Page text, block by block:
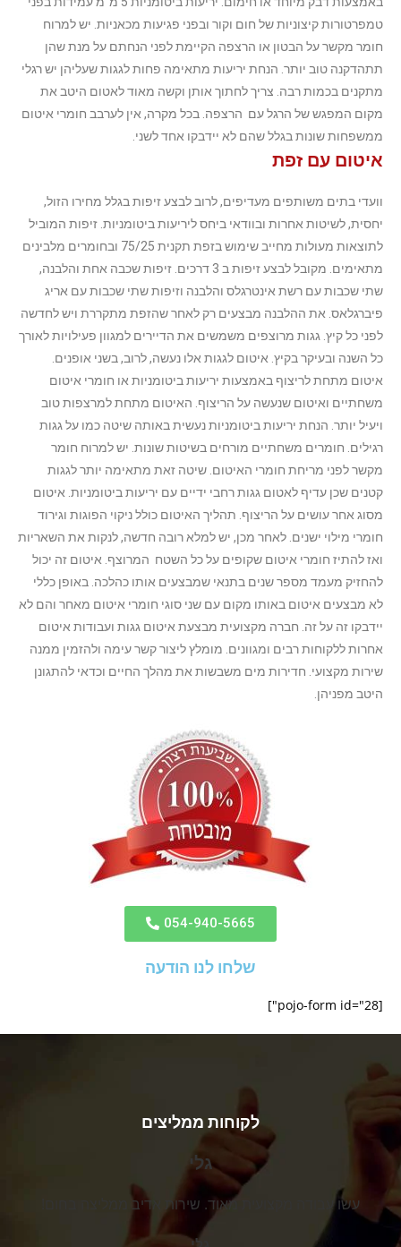
טמפרטורות קיצוניות של חום וקור ובפני פגיעות מכאניות. יש למרוח
חומר מקשר על הבטון או הרצפה הקיימת לפני הנחתם על מנת שהן
תתהדקנה טוב יותר. הנחת יריעות מתאימה פחות לגגות שעליהן יש רגלי
מתקנים בכמות רבה. צריך לחתוך אותן וקשה מאוד לאטום היטב את
מקום המפגש של הרגל עם הרצפה. בכל מקרה, אין לערבב חומרי איטום
ממשפחות שונות בגלל שהם לא יידבקו אחד לשני.
איטום עם זפת
וועדי בתים משותפים מעדיפים, לרוב לבצע זיפות בגלל מחירו הזול,
יחסית, לשיטות אחרות ובוודאי ביחס ליריעות ביטומניות. זיפות המוביל
לתוצאות מעולות מחייב שימוש בזפת תקנית 75/25 ובחומרים מלבינים
מתאימים. מקובל לבצע זיפות ב 3 דרכים. זיפות שכבה אחת והלבנה,
שתי שכבות עם רשת אינטרגלס והלבנה וזיפות שתי שכבות עם אריג
פיברגלאס. את ההלבנה מבצעים רק לאחר שהזפת מתקררת ויש לחדשה
לפני כל קיץ. גגות מרוצפים משמשים את הדיירים למגוון פעילויות לאורך
כל השנה ובעיקר בקיץ. איטום לגגות אלו נעשה, לרוב, בשני אופנים.
איטום מתחת לריצוף באמצעות יריעות ביטומניות או חומרי איטום
משחתיים ואיטום שנעשה על הריצוף. האיטום מתחת למרצפות טוב
ויעיל יותר. הנחת יריעות ביטומניות נעשית באותה שיטה כמו על גגות
רגילים. חומרים משחתיים מורחים בשיטות שונות. יש למרוח חומר
מקשר לפני מריחת חומרי האיטום. שיטה זאת מתאימה יותר לגגות
קטנים שכן עדיף לאטום גגות רחבי ידיים עם יריעות ביטומניות. איטום
מסוג אחר עושים על הריצוף. תהליך האיטום כולל ניקוי הפוגות וגירוד
חומרי מילוי ישנים. לאחר מכן, יש למלא רובה חדשה, לנקות את השאריות
ואז להתיז חומרי איטום שקופים על כל השטח המרוצף. איטום זה יכול
להחזיק מעמד מספר שנים בתנאי שמבצעים אותו כהלכה. באופן כללי
לא מבצעים איטום באותו מקום עם שני סוגי חומרי איטום מאחר והם לא
יידבקו זה על זה. חברה מקצועית מבצעת איטום גגות ועבודות איטום
אחרות ללקוחות רבים ומגוונים. מומלץ ליצור קשר עימה ולהזמין ממנה
שירות מקצועי. חדירות מים משבשות את מהלך החיים וכדאי להתגונן
היטב מפניהן.
054-940-5665
שלחו לנו הודעה
[pojo-form id="28"]
לקוחות ממליצים
גלי
עשו עבודה מקצועית מאוד. שירות אדיב ממליצה בחום!